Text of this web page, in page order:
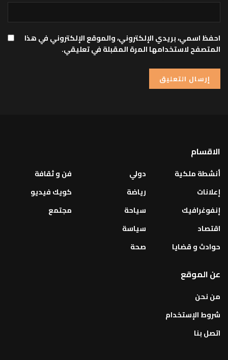
احفظ اسمي، بريدي الإلكتروني، والموقع الإلكتروني في هذا
المتصفح لاستخدامها المرة المقبلة في تعليقي.
الاقسام
أنشطة ملكية
إعلانات
إنفوغرافيك
اقتصاد
حوادث و قضايا
دولي
رياضة
سياحة
سياسة
صحة
فن و ثقافة
كويك فيديو
مجتمع
عن الموقع
من نحن
شروط الإستخدام
اتصل بنا